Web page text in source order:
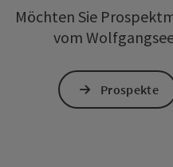
Möchten Sie
vom
Prospekte